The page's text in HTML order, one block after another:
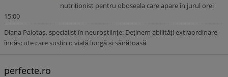
nutriționist pentru oboseala care apare în jurul orei
15:00
Diana Palotaș, specialist în neuroștiințe: Deținem abilități extraordinare
înnăscute care susțin o viață lungă și sănătoasă
perfecte.ro